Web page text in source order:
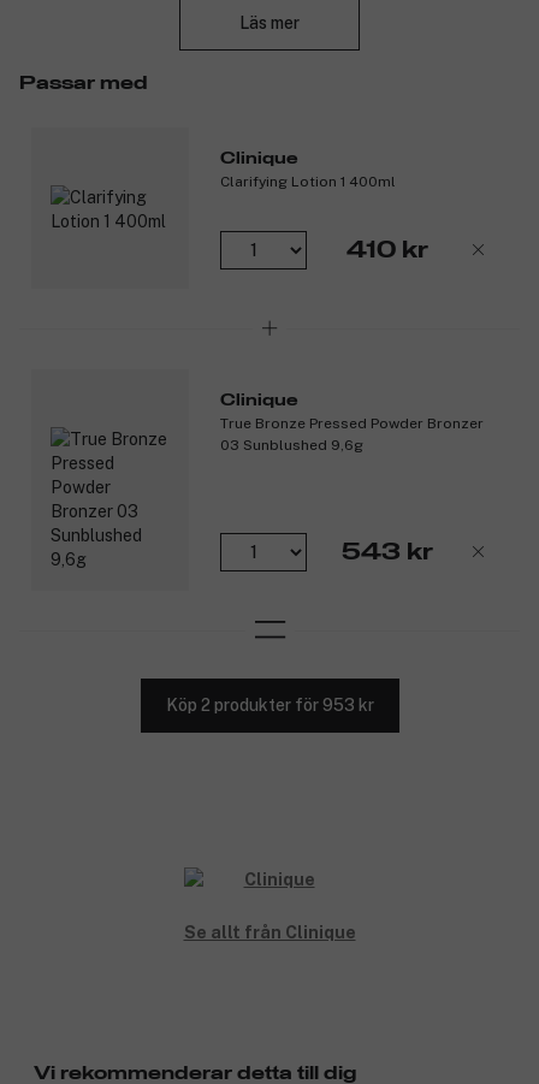
Läs mer
Passar med
Clinique
Clarifying Lotion 1 400ml
410 kr
Clinique
True Bronze Pressed Powder Bronzer
03 Sunblushed 9,6g
543 kr
Köp 2 produkter för 953 kr
Se allt från Clinique
Vi rekommenderar detta till dig